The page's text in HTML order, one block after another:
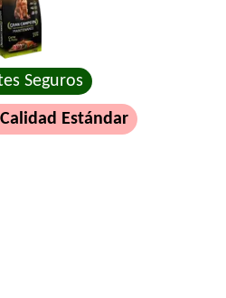
Seguros
Calidad Estándar